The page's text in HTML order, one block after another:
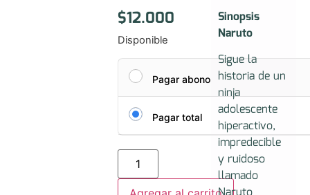
$12.000
Disponible
Pagar abono
Pagar total
Sinopsis
Naruto
Sigue la
historia de un
ninja
adolescente
hiperactivo,
impredecible
y ruidoso
llamado